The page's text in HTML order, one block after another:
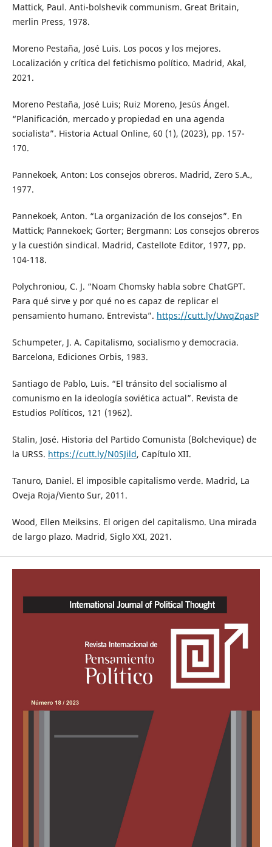
Mattick, Paul. Anti-bolshevik communism. Great Britain,
merlin Press, 1978.
Moreno Pestaña, José Luis. Los pocos y los mejores.
Localización y crítica del fetichismo político. Madrid, Akal,
2021.
Moreno Pestaña, José Luis; Ruiz Moreno, Jesús Ángel.
“Planificación, mercado y propiedad en una agenda
socialista”. Historia Actual Online, 60 (1), (2023), pp. 157-
170.
Pannekoek, Anton: Los consejos obreros. Madrid, Zero S.A.,
1977.
Pannekoek, Anton. “La organización de los consejos”. En
Mattick; Pannekoek; Gorter; Bergmann: Los consejos obreros
y la cuestión sindical. Madrid, Castellote Editor, 1977, pp.
104-118.
Polychroniou, C. J. “Noam Chomsky habla sobre ChatGPT.
Para qué sirve y por qué no es capaz de replicar el
pensamiento humano. Entrevista”. https://cutt.ly/UwqZqasP
Schumpeter, J. A. Capitalismo, socialismo y democracia.
Barcelona, Ediciones Orbis, 1983.
Santiago de Pablo, Luis. “El tránsito del socialismo al
comunismo en la ideología soviética actual”. Revista de
Estudios Políticos, 121 (1962).
Stalin, José. Historia del Partido Comunista (Bolchevique) de
la URSS. https://cutt.ly/N0SJild, Capítulo XII.
Tanuro, Daniel. El imposible capitalismo verde. Madrid, La
Oveja Roja/Viento Sur, 2011.
Wood, Ellen Meiksins. El origen del capitalismo. Una mirada
de largo plazo. Madrid, Siglo XXI, 2021.